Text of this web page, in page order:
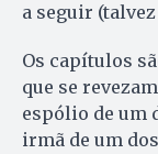
a seguir
Os capítulos
que se
espólio de um
irmã de um